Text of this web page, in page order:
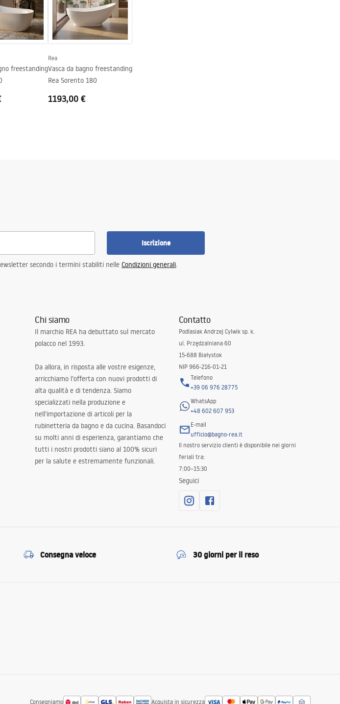
freestanding
Rea
Vasca da bagno freestanding
Rea Sorento 180
1193,00 €
Iscrizione
secondo i termini stabiliti nelle Condizioni generali.
Chi siamo
Il marchio REA ha debuttato sul mercato
polacco nel 1993.
Da allora, in risposta alle vostre esigenze,
arricchiamo l’offerta con nuovi prodotti di
alta qualità e di tendenza. Siamo
specializzati nella produzione e
nell’importazione di articoli per la
rubinetteria da bagno e da cucina. Basandoci
su molti anni di esperienza, garantiamo che
tutti i nostri prodotti siano al 100% sicuri
per la salute e estremamente funzionali.
Contatto
Podlasiak Andrzej Cylwik sp. k.
ul. Przędzalniana 60
15-688 Białystok
NIP 966-216-01-21
Telefono
+39 06 976 28775
WhatsApp
+48 602 607 953
E-mail
ufficio@bagno-rea.it
Il nostro servizio clienti è disponibile nei giorni
feriali tra:
7:00–15:30
Seguici
Consegna veloce 30 giorni per il reso
Consegniamo Acquista in sicurezza